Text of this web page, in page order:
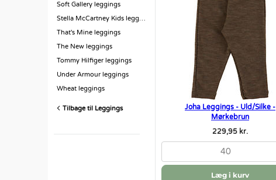
Soft Gallery leggings
Stella McCartney Kids leggings
That's Mine leggings
The New leggings
Tommy Hilfiger leggings
Under Armour leggings
Wheat leggings
Tilbage til Leggings
Joha Leggings - Uld/Silke -
Mørkebrun
229,95 kr.
40
Læg i kurv